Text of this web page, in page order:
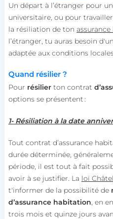
Un départ à l’étranger pour
universitaire, ou pour
la résiliation de ton
l’étranger, tu auras besoin
adaptée aux conditions
Quand résilier ?
Pour résilierton contrat
options se présentent :
1- Résiliation à la date
Tout contrat d’assurance
durée déterminée,
période, il est tout à fait
avoir à se justifier. La loi Châtel
t'informer de la possibilité de
d’assurance habitation, en
trois mois et quinze jours